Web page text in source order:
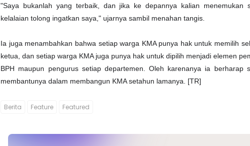
"Saya bukanlah yang terbaik, dan jika ke depannya kalian menemukan
kelalaian tolong ingatkan saya," ujarnya sambil menahan tangis.
Ia juga menambahkan bahwa setiap warga KMA punya hak untuk memilih
ketua, dan setiap warga KMA juga punya hak untuk dipilih menjadi elemen
BPH maupun pengurus setiap departemen. Oleh karenanya ia berharap
membantunya dalam membangun KMA setahun lamanya. [TR]
Berita Feature Featured